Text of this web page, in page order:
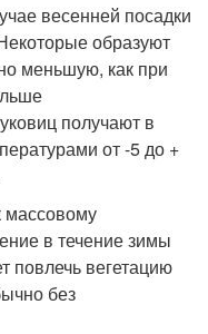
весенней посадки
образуют
меньшую, как при
получают в
от -5 до +
массовому
в течение зимы
повлечь вегетацию
без